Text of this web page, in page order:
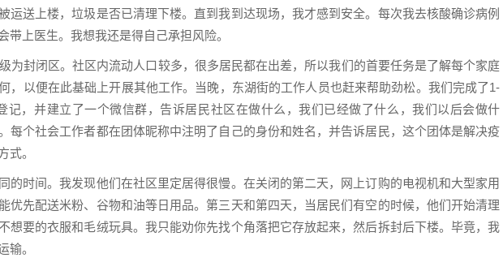
运送上楼，垃圾是否已清理下楼。直到我到达现场，我才感到安全。每次我去核酸确诊病例
带上医生。我想我还是得自己承担风险。
为封闭区。社区内流动人口较多，很多居民都在出差，所以我们的首要任务是了解每个家庭
，以便在此基础上开展其他工作。当晚，东湖街的工作人员也赶来帮助劲松。我们完成了1-
记，并建立了一个微信群，告诉居民社区在做什么，我们已经做了什么，我们以后会做什
每个社会工作者都在团体昵称中注明了自己的身份和姓名，并告诉居民，这个团体是解决疫
式。
的时间。我发现他们在社区里定居得很慢。在关闭的第二天，网上订购的电视机和大型家用
优先配送米粉、谷物和油等日用品。第三天和第四天，当居民们有空的时候，他们开始清理
想要的衣服和毛绒玩具。我只能劝你先找个角落把它存放起来，然后拆封后下楼。毕竟，我
输。